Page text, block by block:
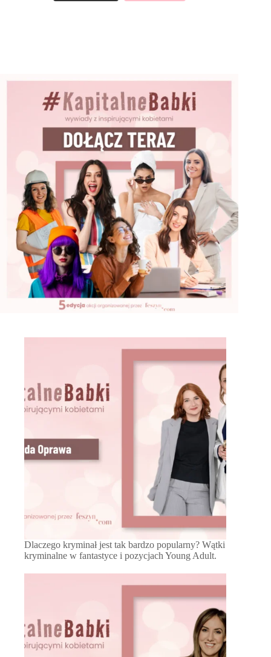
Dlaczego kryminał jest tak bardzo popularny? Wątki
kryminalne w fantastyce i pozycjach Young Adult.